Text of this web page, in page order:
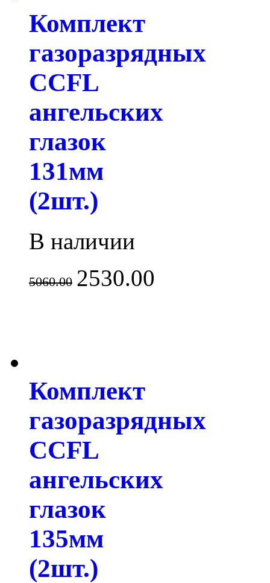
Комплект
газоразрядных
CCFL
ангельских
глазок
131мм
(2шт.)
В наличии
5060.00 2530.00
Комплект
газоразрядных
CCFL
ангельских
глазок
135мм
(2шт.)